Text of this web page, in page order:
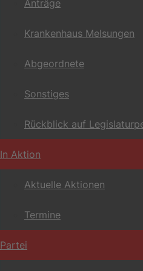
Anträge
Krankenhaus Melsungen
Abgeordnete
Sonstiges
Rückblick auf
In Aktion
Aktuelle Aktionen
Termine
Partei